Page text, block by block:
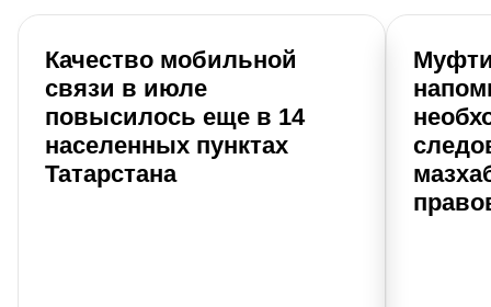
Качество мобильной
связи в июле
повысилось еще в 14
населенных пунктах
Татарстана